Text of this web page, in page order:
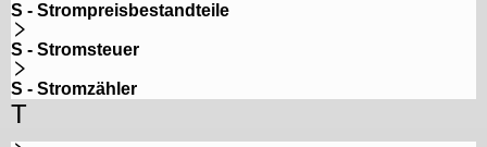
S - Strompreisbestandteile
S - Stromsteuer
S - Stromzähler
T